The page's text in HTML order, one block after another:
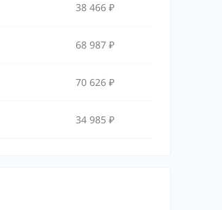
38 466 ₽
68 987 ₽
70 626 ₽
34 985 ₽